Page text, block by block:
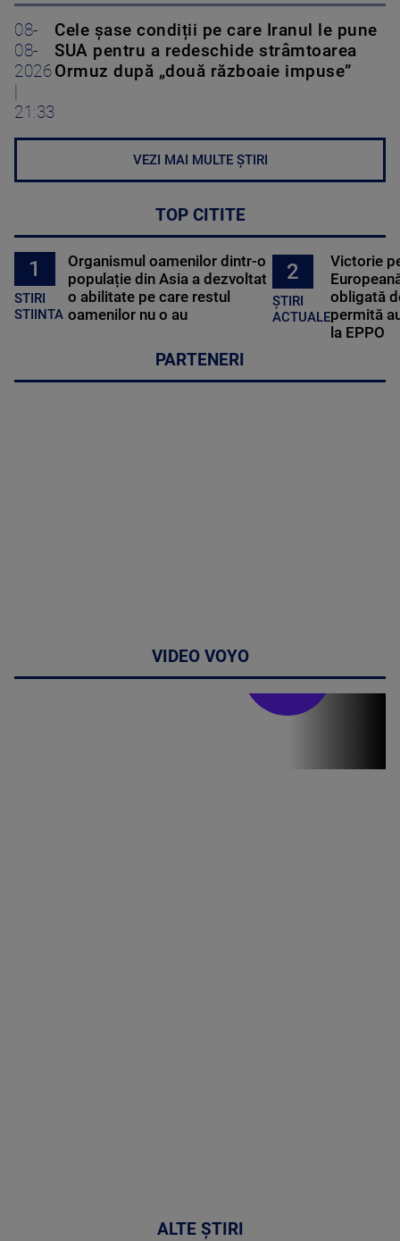
08-
08-
2026
21:33
Cele șase condiții pe care Iranul le pune
SUA pentru a redeschide strâmtoarea
Ormuz după „două războaie impuse”
VEZI MAI MULTE ȘTIRI
TOP CITITE
1
STIRI
STIINTA
Organismul oamenilor dintr-o
populație din Asia a dezvoltat
o abilitate pe care restul
oamenilor nu o au
2
ȘTIRI
ACTUALE
Victorie
obligată
permită
la EPPO
PARTENERI
VIDEO VOYO
ALTE ȘTIRI